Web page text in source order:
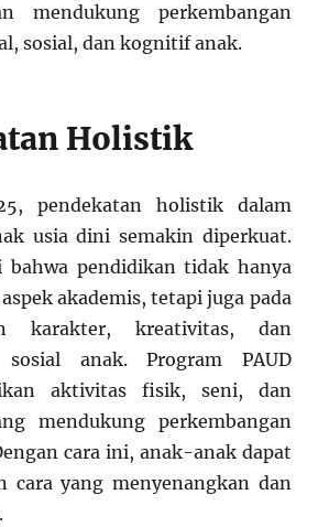
mendukung perkembangan
sosial, dan kognitif anak.
Holistik
pendekatan holistik dalam
usia dini semakin diperkuat.
pendidikan tidak hanya
akademis, tetapi juga pada
karakter, kreativitas, dan
sosial anak. Program PAUD
aktivitas fisik, seni, dan
mendukung perkembangan
cara ini, anak-anak dapat
cara yang menyenangkan dan